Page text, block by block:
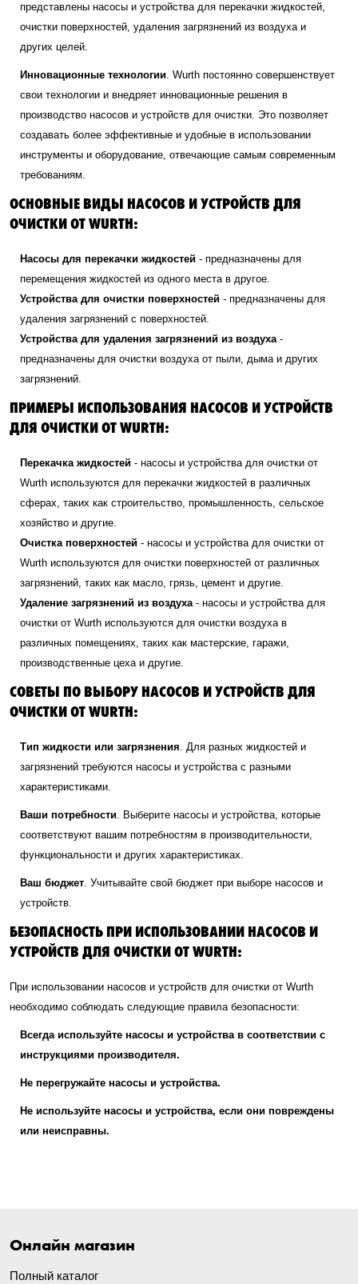
представлены насосы и устройства для перекачки жидкостей,
очистки поверхностей, удаления загрязнений из воздуха и
других целей.
Инновационные технологии. Wurth постоянно совершенствует
свои технологии и внедряет инновационные решения в
производство насосов и устройств для очистки. Это позволяет
создавать более эффективные и удобные в использовании
инструменты и оборудование, отвечающие самым современным
требованиям.
ОСНОВНЫЕ ВИДЫ НАСОСОВ И УСТРОЙСТВ ДЛЯ
ОЧИСТКИ ОТ WURTH:
Насосы для перекачки жидкостей - предназначены для
перемещения жидкостей из одного места в другое.
Устройства для очистки поверхностей - предназначены для
удаления загрязнений с поверхностей.
Устройства для удаления загрязнений из воздуха -
предназначены для очистки воздуха от пыли, дыма и других
загрязнений.
ПРИМЕРЫ ИСПОЛЬЗОВАНИЯ НАСОСОВ И УСТРОЙСТВ
ДЛЯ ОЧИСТКИ ОТ WURTH:
Перекачка жидкостей - насосы и устройства для очистки от
Wurth используются для перекачки жидкостей в различных
сферах, таких как строительство, промышленность, сельское
хозяйство и другие.
Очистка поверхностей - насосы и устройства для очистки от
Wurth используются для очистки поверхностей от различных
загрязнений, таких как масло, грязь, цемент и другие.
Удаление загрязнений из воздуха - насосы и устройства для
очистки от Wurth используются для очистки воздуха в
различных помещениях, таких как мастерские, гаражи,
производственные цеха и другие.
СОВЕТЫ ПО ВЫБОРУ НАСОСОВ И УСТРОЙСТВ ДЛЯ
ОЧИСТКИ ОТ WURTH:
Тип жидкости или загрязнения. Для разных жидкостей и
загрязнений требуются насосы и устройства с разными
характеристиками.
Ваши потребности. Выберите насосы и устройства, которые
соответствуют вашим потребностям в производительности,
функциональности и других характеристиках.
Ваш бюджет. Учитывайте свой бюджет при выборе насосов и
устройств.
БЕЗОПАСНОСТЬ ПРИ ИСПОЛЬЗОВАНИИ НАСОСОВ И
УСТРОЙСТВ ДЛЯ ОЧИСТКИ ОТ WURTH:
При использовании насосов и устройств для очистки от Wurth
необходимо соблюдать следующие правила безопасности:
Всегда используйте насосы и устройства в соответствии с
инструкциями производителя.
Не перегружайте насосы и устройства.
Не используйте насосы и устройства, если они повреждены
или неисправны.
Онлайн магазин
Полный каталог